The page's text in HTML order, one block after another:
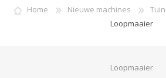
INLOGGEN
Home Nieuwe machines
Loopmaaier
Loopmaaier